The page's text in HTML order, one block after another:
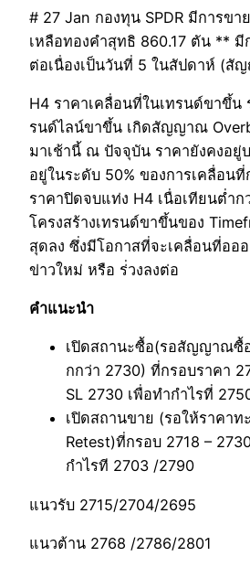
# 27 Jan กองทุน SPDR มีการขา
เหลือทองคำสุทธิ 860.17 ตัน ** มี
ต่อเนื่องเป็นวันที่ 5 ในสัปดาห์ (สั
H4 ราคาเคลื่อนที่ในเทรนด์ขาขึ้น
รนด์ไลน์ขาขึ้น เกิดสัญญาณ
มาเช้านี้ ณ ปัจจุบัน ราคายังคงอยู่
อยู่ในระดับ 50% ของการเคลื่อน
ราคาปิดจบแท่ง H4 เนื่อเทียนต่ำก
โครงสร้างเทรนด์ขาขึ้นของ
สุดลง ซึ่งมีโอกาสที่จะเคลื่อนที่ออ
ข่าวใหม่ หรือ ร่่วงลงต่อ
คำแนะนำ
เปิดสถานะซื้อ(รอสัญญาณซื้
กกว่า 2730) ที่กรอบราคา
SL 2730 เพื่อทำกำไรที่
เปิดสถานขาย (รอให้ราคาท
Retest)ที่กรอบ 2718 –
กำไรที 2703 /2790
แนวรับ 2715/2704/2695
แนวต้าน 2768 /2786/2801